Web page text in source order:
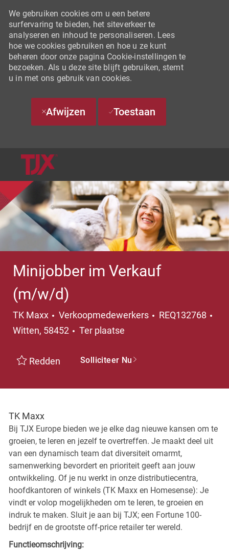
We gebruiken cookies om u een betere
surfervaring te bieden, het siteverkeer te
analyseren en inhoud te personaliseren. Lees
hoe we cookies gebruiken en hoe u ze kunt
beheren door onze pagina Cookie-instellingen te
bezoeken. Als u deze site blijft gebruiken, stemt
u in met ons gebruik van cookies.
Afwijzen Toestaan
Minijobber im Verkauf
(m/w/d)
TK Maxx Categorie
Verkoopmedewerkers
REQ132768
Plaats
Witten, 58452 Ter plaatse
Redden Solliciteer Nu
TK Maxx
Bij TJX Europe bieden we je elke dag nieuwe kansen om te
groeien, te leren en jezelf te overtreffen. Je maakt deel uit
van een dynamisch team dat diversiteit omarmt,
samenwerking bevordert en prioriteit geeft aan jouw
ontwikkeling. Of je nu werkt in onze distributiecentra,
hoofdkantoren of winkels (TK Maxx en Homesense): Je
vindt er volop mogelijkheden om te leren, te groeien en
indruk te maken. Sluit je aan bij TJX; een Fortune 100-
bedrijf en de grootste off-price retailer ter wereld.
Functieomschrijving: